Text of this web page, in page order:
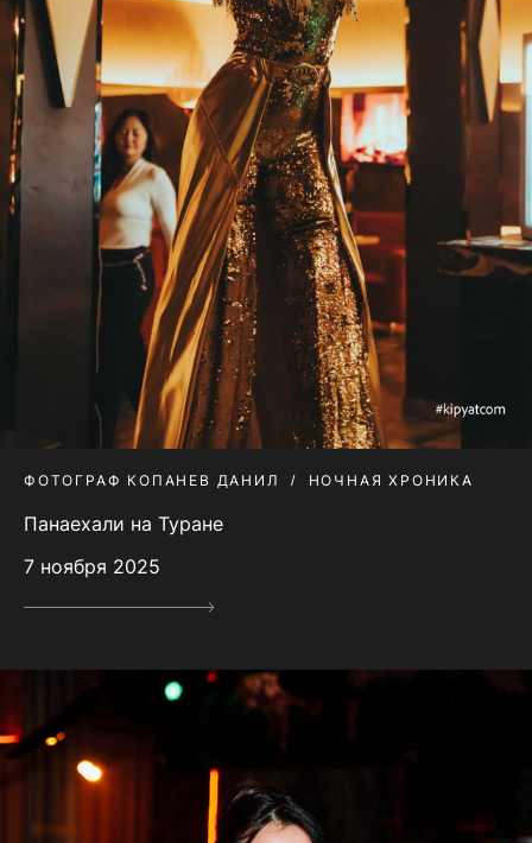
ФОТОГРАФ КОПАНЕВ ДАНИЛ НОЧНАЯ ХРОНИКА
Панаехали на Туране
7 ноября 2025